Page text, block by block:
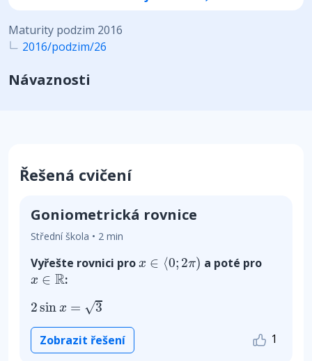
Maturity podzim 2016
2016/podzim/26
Návaznosti
Řešená cvičení
Goniometrická rovnice
Střední škola • 2 min
Vyřešte rovnici pro x ∈ ⟨0; 2π)
x ∈⟨ 0;2π) a poté pro
x ∈ R
x∈R :
2sin x = √3
2 sin
Zobrazit řešení 1